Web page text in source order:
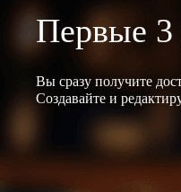
Первые 3
Вы сразу получите
Создавайте и